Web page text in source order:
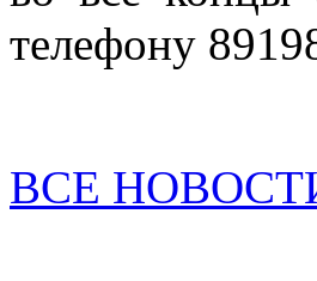
телефону
ВСЕ НОВОСТИ